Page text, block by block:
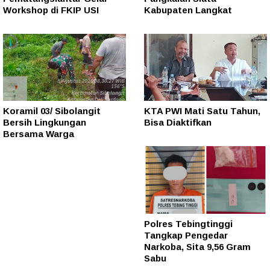
Workshop di FKIP USI
Kabupaten Langkat
Koramil 03/ Sibolangit
Bersih Lingkungan
Bersama Warga
KTA PWI Mati Satu Tahun,
Bisa Diaktifkan
Polres Tebingtinggi
Tangkap Pengedar
Narkoba, Sita 9,56 Gram
Sabu